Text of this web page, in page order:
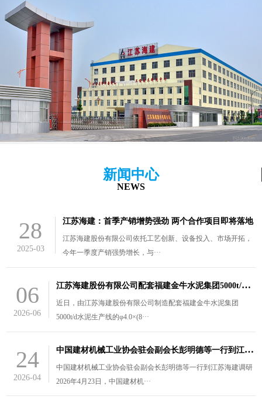
新闻中心
NEWS
28
2025-03
江苏海建：首季产销增势强劲 两个合作项目即将落地
江苏海建股份有限公司依托工艺创新、设备投入、市场开拓，
今年一季度产销强势增长，与···
06
2026-06
江
苏海建股份有限公司配套福建金牛水泥集团5000t/d水泥生产线的￠4.0×（8.5+3）m风扫煤磨装车发货
近日，由江苏海建股份有限公司制造配套福建金牛水泥集团
5000t/d水泥生产线的φ4.0×(8···
24
2026-04
中
国建材机械工业协会驻会副会长彭明德等一行到江苏海建调研
中国建材机械工业协会驻会副会长彭明德等一行到江苏海建调研
2026年4月23日，中国建材机···